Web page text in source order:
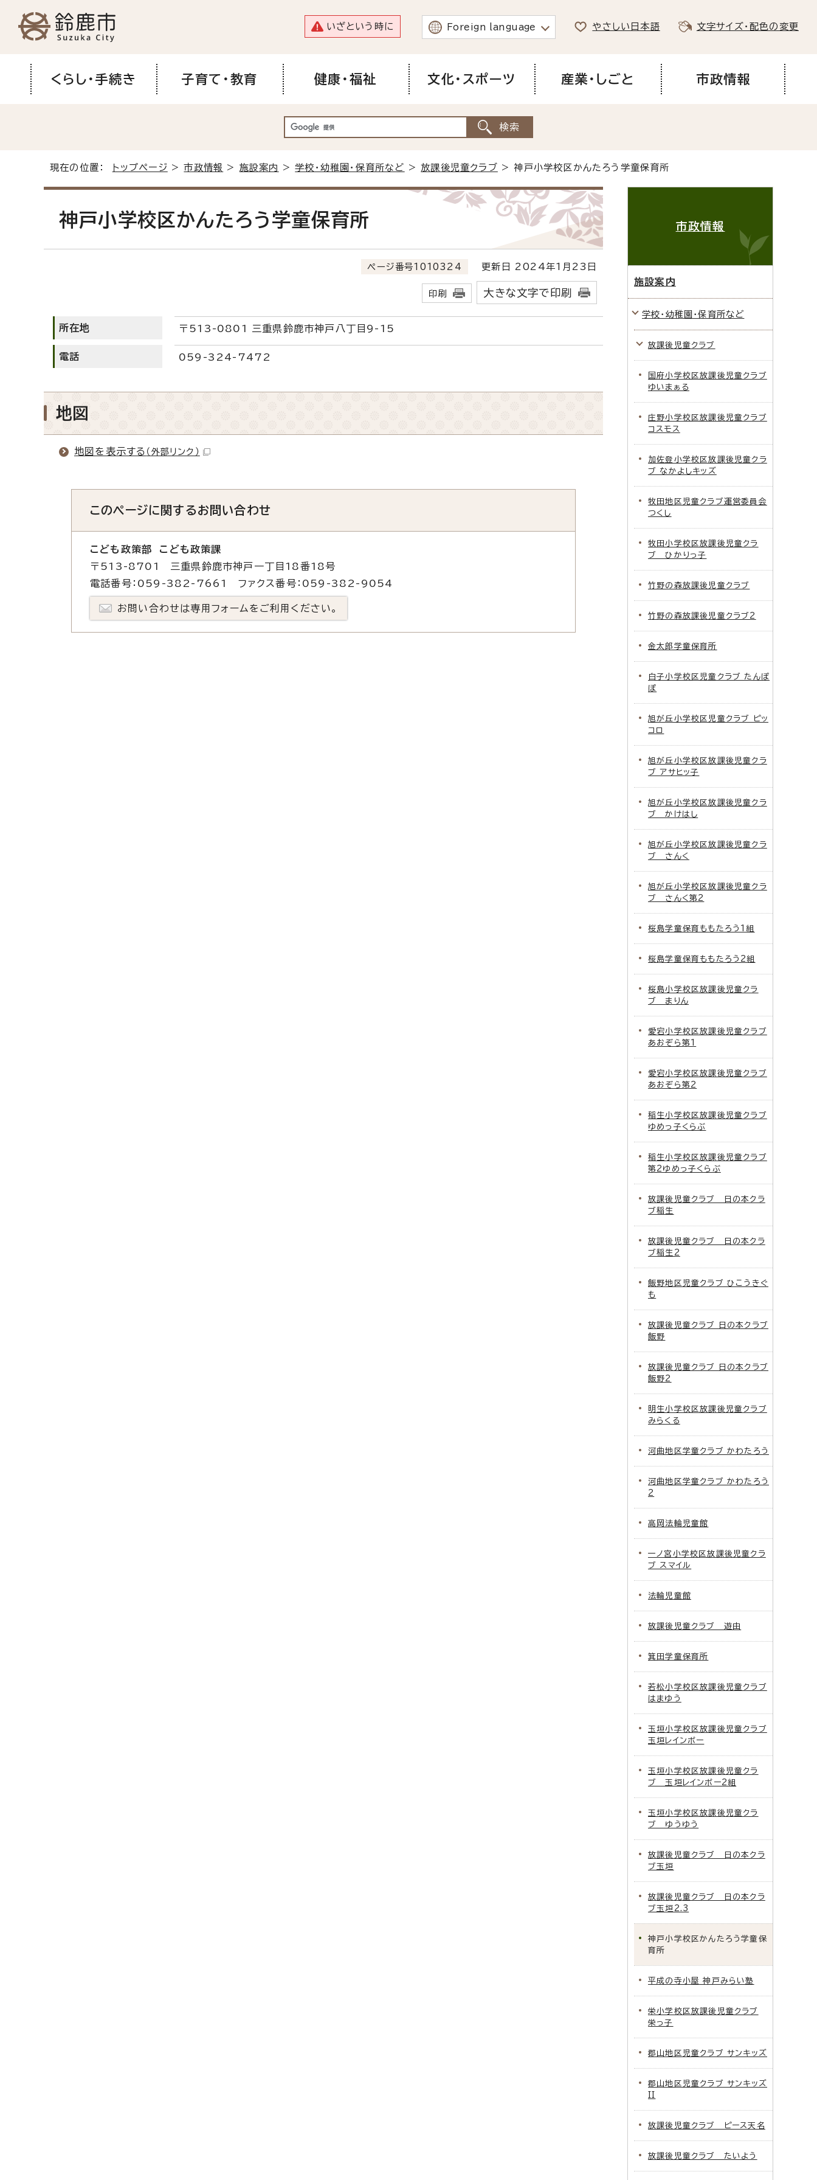
いざという時に Foreign language やさしい日本語 文字サイズ・配色の変更
くらし・手続き 子育て・教育 健康・福祉 文化・スポーツ 産業・しごと 市政情報
現在の位置： トップページ >市政情報 > 施設案内 >学校・幼稚園・保育所など >放課後児童クラブ > 神戸小学校区かんたろう学童保育所
神戸小学校区かんたろう学童保育所
ページ番号1010324 更新日 2024年1月23日
印刷 大きな文字で印刷
所在地 〒513-0801 三重県鈴鹿市神戸八丁目9-15
電話 059-324-7472
地図
地図を表示する （外部リンク）
このページに関するお問い合わせ
こども政策部 こども政策課
〒513-8701 三重県鈴鹿市神戸一丁目18番18号
電話番号：059-382-7661 ファクス番号：059-382-9054
お問い合わせは専用フォームをご利用ください。
市政情報
施設案内
学校・幼稚園・保育所など
放課後児童クラブ
国府小学校区放課後児童クラブ
ゆいまぁる
庄野小学校区放課後児童クラブ
コスモス
加佐登小学校区放課後児童クラ
ブ なかよしキッズ
牧田地区児童クラブ運営委員会
つくし
牧田小学校区放課後児童クラ
ブ ひかりっ子
竹野の森放課後児童クラブ
竹野の森放課後児童クラブ2
金太郎学童保育所
白子小学校区児童クラブ たんぽ
ぽ
旭が丘小学校区児童クラブ ピッ
コロ
旭が丘小学校区放課後児童クラ
ブ アサヒッ子
旭が丘小学校区放課後児童クラ
ブ かけはし
旭が丘小学校区放課後児童クラ
ブ さんく
旭が丘小学校区放課後児童クラ
ブ さんく第2
桜島学童保育ももたろう1組
桜島学童保育ももたろう2組
桜島小学校区放課後児童クラ
ブ まりん
愛宕小学校区放課後児童クラブ
あおぞら第1
愛宕小学校区放課後児童クラブ
あおぞら第2
稲生小学校区放課後児童クラブ
ゆめっ子くらぶ
稲生小学校区放課後児童クラブ
第2ゆめっ子くらぶ
放課後児童クラブ 日の本クラ
ブ稲生
放課後児童クラブ 日の本クラ
ブ稲生2
飯野地区児童クラブ ひこうきぐ
も
放課後児童クラブ 日の本クラブ
飯野
放課後児童クラブ 日の本クラブ
飯野2
明生小学校区放課後児童クラブ
みらくる
河曲地区学童クラブ かわたろう
河曲地区学童クラブ かわたろう
2
高岡法輪児童館
一ノ宮小学校区放課後児童クラ
ブ スマイル
法輪児童館
放課後児童クラブ 遊由
箕田学童保育所
若松小学校区放課後児童クラブ
はまゆう
玉垣小学校区放課後児童クラブ
玉垣レインボー
玉垣小学校区放課後児童クラ
ブ 玉垣レインボー2組
玉垣小学校区放課後児童クラ
ブ ゆうゆう
放課後児童クラブ 日の本クラ
ブ玉垣
放課後児童クラブ 日の本クラ
ブ玉垣2.3
神戸小学校区かんたろう学童保
育所
平成の寺小屋 神戸みらい塾
栄小学校区放課後児童クラブ
栄っ子
郡山地区児童クラブ サンキッズ
郡山地区児童クラブ サンキッズ
放課後児童クラブ ピース天名
放課後児童クラブ たいよう